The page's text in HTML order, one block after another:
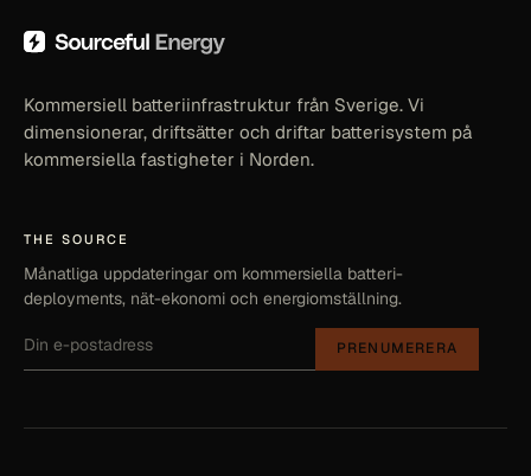
Kommersiell batteriinfrastruktur från Sverige. Vi
dimensionerar, driftsätter och driftar batterisystem på
kommersiella fastigheter i Norden.
THE SOURCE
Månatliga uppdateringar om kommersiella batteri-
deployments, nät-ekonomi och energiomställning.
PRENUMERERA